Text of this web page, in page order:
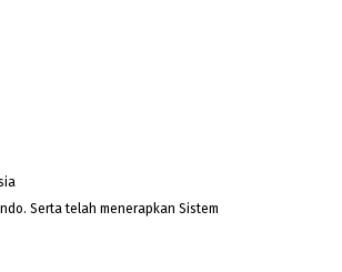
Serta telah menerapkan Sistem